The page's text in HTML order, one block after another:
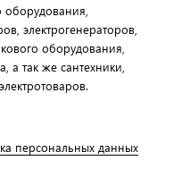
оборудования,
электрогенераторов,
оборудования,
а так же сантехники,
персональных данных